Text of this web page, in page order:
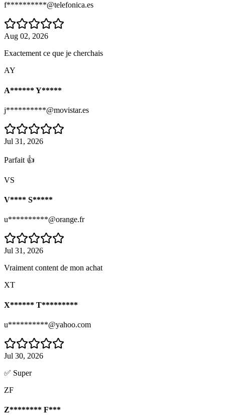
f**********@telefonica.es
Aug 02, 2026
Exactement ce que je cherchais
AY
A****** Y*****
j**********@movistar.es
Jul 31, 2026
Parfait 👍
VS
V**** S*****
u**********@orange.fr
Jul 31, 2026
Vraiment content de mon achat
XT
X****** T*********
u**********@yahoo.com
Jul 30, 2026
✅ Super
ZF
Z******** F***